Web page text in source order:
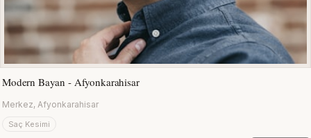
Modern Bayan - Afyonkarahisar
Merkez, Afyonkarahisar
Saç Kesimi